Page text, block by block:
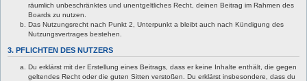
räumlich unbeschränktes und unentgeltliches Recht, deinen Beitrag im Rahmen des
Boards zu nutzen.
Das Nutzungsrecht nach Punkt 2, Unterpunkt a bleibt auch nach Kündigung des
Nutzungsvertrages bestehen.
3. PFLICHTEN DES NUTZERS
Du erklärst mit der Erstellung eines Beitrags, dass er keine Inhalte enthält, die gegen
geltendes Recht oder die guten Sitten verstoßen. Du erklärst insbesondere, dass du